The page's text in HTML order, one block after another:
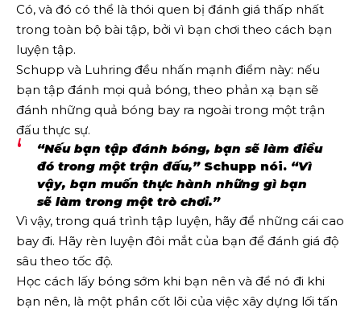
Có, và đó có thể là thói quen bị đánh giá thấp nhất
trong toàn bộ bài tập, bởi vì bạn chơi theo cách bạn
luyện tập.
Schupp và Luhring đều nhấn mạnh điểm này: nếu
bạn tập đánh mọi quả bóng, theo phản xạ bạn sẽ
đánh những quả bóng bay ra ngoài trong một trận
đấu thực sự.
“Nếu bạn tập đánh bóng, bạn sẽ làm điều
đó trong một trận đấu,”Schupp nói. “Vì
vậy, bạn muốn thực hành những gì bạn
sẽ làm trong một trò chơi.”
Vì vậy, trong quá trình tập luyện, hãy để những cái cao
bay đi. Hãy rèn luyện đôi mắt của bạn để đánh giá độ
sâu theo tốc độ.
Học cách lấy bóng sớm khi bạn nên và để nó đi khi
bạn nên, là một phần cốt lõi của việc xây dựng lối tấn